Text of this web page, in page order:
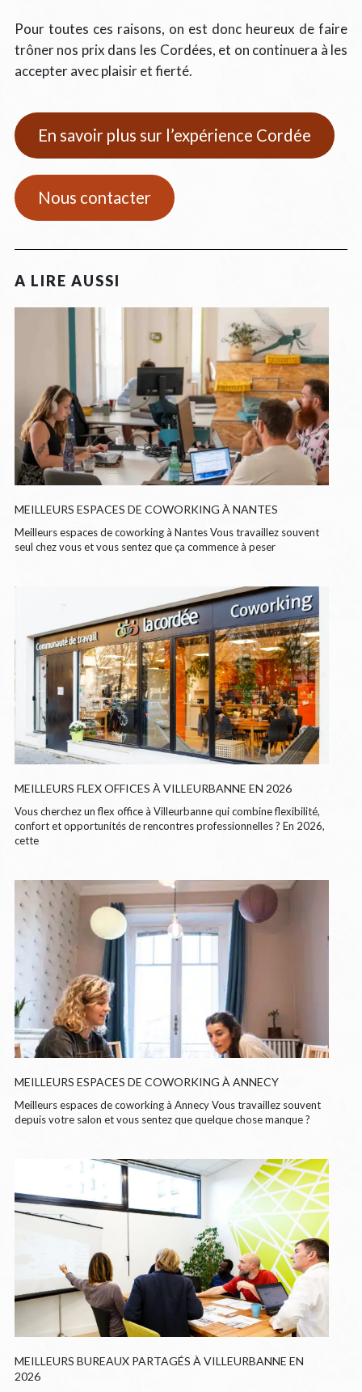
Pour toutes ces raisons, on est donc heureux de faire
trôner nos prix dans les Cordées, et on continuera à les
accepter avec plaisir et fierté.
En savoir plus sur l’expérience Cordée
Nous contacter
MEILLEURS ESPACES DE COWORKING À NANTES
Meilleurs espaces de coworking à Nantes Vous travaillez souvent
seul chez vous et vous sentez que ça commence à peser
MEILLEURS FLEX OFFICES À VILLEURBANNE EN 2026
Vous cherchez un flex office à Villeurbanne qui combine flexibilité,
confort et opportunités de rencontres professionnelles ? En 2026,
cette
MEILLEURS ESPACES DE COWORKING À ANNECY
Meilleurs espaces de coworking à Annecy Vous travaillez souvent
depuis votre salon et vous sentez que quelque chose manque ?
MEILLEURS BUREAUX PARTAGÉS À VILLEURBANNE EN
2026